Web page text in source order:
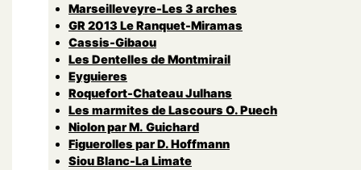
Marseilleveyre-Les 3 arches
GR 2013 Le Ranquet-Miramas
Cassis-Gibaou
Les Dentelles de Montmirail
Eyguieres
Roquefort-Chateau Julhans
Les marmites de Lascours O. Puech
Niolon par M. Guichard
Figuerolles par D. Hoffmann
Siou Blanc-La Limate